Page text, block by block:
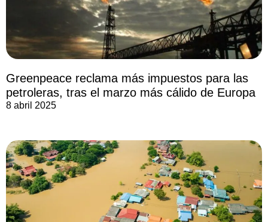
Greenpeace reclama más impuestos para las
petroleras, tras el marzo más cálido de Europa
8 abril 2025